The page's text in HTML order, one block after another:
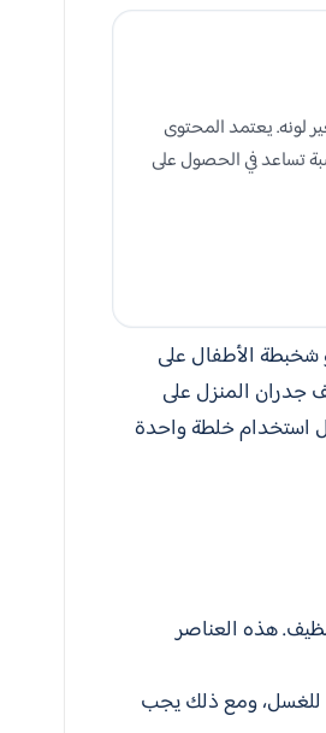
لونه. يعتمد المحتوى
تساعد في الحصول على
شخبطة الأطفال على
جدران المنزل على
استخدام خلطة واحدة
هذه العناصر
للغسل، ومع ذلك يجب